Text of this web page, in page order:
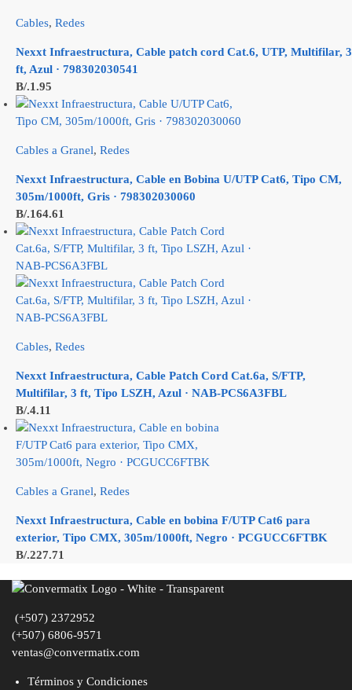
Cables, Redes
Nexxt Infraestructura, Cable patch cord Cat.6, UTP, Multifilar, 3
ft, Azul · 798302030541
B/.1.95
Cables a Granel, Redes
Nexxt Infraestructura, Cable en Bobina U/UTP Cat6, Tipo CM,
305m/1000ft, Gris · 798302030060
B/.164.61
Cables, Redes
Nexxt Infraestructura, Cable Patch Cord Cat.6a, S/FTP,
Multifilar, 3 ft, Tipo LSZH, Azul · NAB-PCS6A3FBL
B/.4.11
Cables a Granel, Redes
Nexxt Infraestructura, Cable en bobina F/UTP Cat6 para
exterior, Tipo CMX, 305m/1000ft, Negro · PCGUCC6FTBK
B/.227.71
(+507) 2372952
(+507) 6806-9571
ventas@convermatix.com
Términos y Condiciones